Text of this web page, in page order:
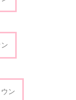
ン